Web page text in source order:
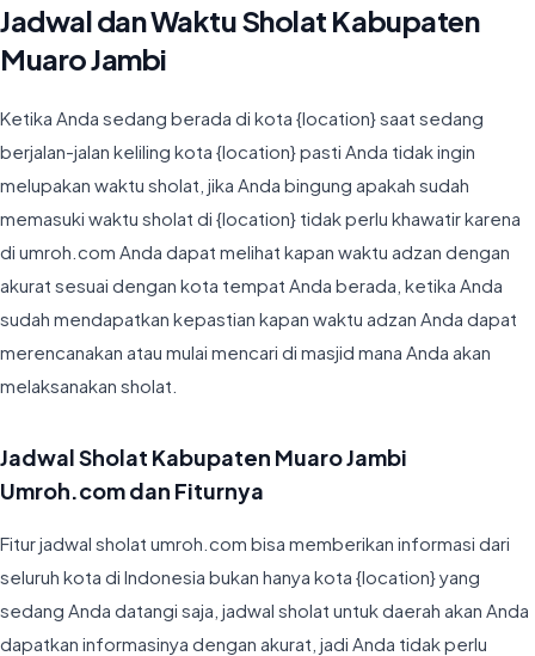
Jadwal dan Waktu Sholat Kabupaten
Muaro Jambi
Ketika Anda sedang berada di kota {location} saat sedang
berjalan-jalan keliling kota {location} pasti Anda tidak ingin
melupakan waktu sholat, jika Anda bingung apakah sudah
memasuki waktu sholat di {location} tidak perlu khawatir karena
di umroh.com Anda dapat melihat kapan waktu adzan dengan
akurat sesuai dengan kota tempat Anda berada, ketika Anda
sudah mendapatkan kepastian kapan waktu adzan Anda dapat
merencanakan atau mulai mencari di masjid mana Anda akan
melaksanakan sholat.
Jadwal Sholat Kabupaten Muaro Jambi
Umroh.com dan Fiturnya
Fitur jadwal sholat umroh.com bisa memberikan informasi dari
seluruh kota di Indonesia bukan hanya kota {location} yang
sedang Anda datangi saja, jadwal sholat untuk daerah akan Anda
dapatkan informasinya dengan akurat, jadi Anda tidak perlu